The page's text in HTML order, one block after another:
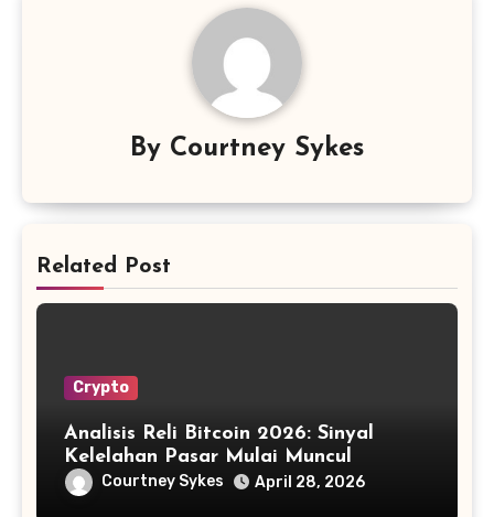
By Courtney Sykes
Related Post
Crypto
Analisis Reli Bitcoin 2026: Sinyal
Kelelahan Pasar Mulai Muncul
Courtney Sykes April 28, 2026